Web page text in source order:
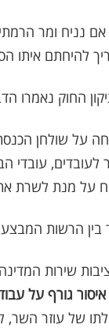
אם נניח ומר
להיחתם איתו
החוק נאמרו
על שולחן
לעובדים, עובדי
על מנת לשרת
הרשות
שירות
איסור גורף על
של עוזר השר,